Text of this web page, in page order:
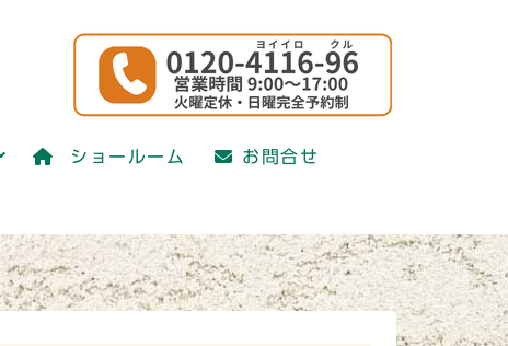
かえ研究会)
ショールーム お問合せ
かえ研究会)